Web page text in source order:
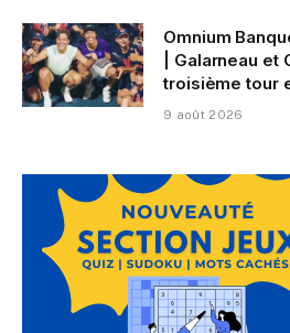
Omnium
| Galarneau et
troisième tour
9 août 2026